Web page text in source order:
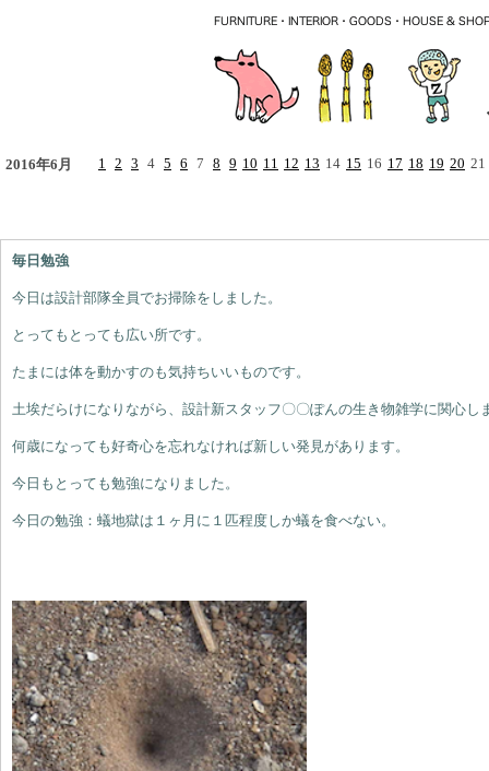
2016年6月 1 2 3 4 5 6 7 8 9 10 11 12 13 14 15 16 17 18 19 20 21
毎日勉強
今日は設計部隊全員でお掃除をしました。
とってもとっても広い所です。
たまには体を動かすのも気持ちいいものです。
土埃だらけになりながら、設計新スタッフ〇〇ぽんの生き物雑学に関心し
何歳になっても好奇心を忘れなければ新しい発見があります。
今日もとっても勉強になりました。
今日の勉強：蟻地獄は１ヶ月に１匹程度しか蟻を食べない。